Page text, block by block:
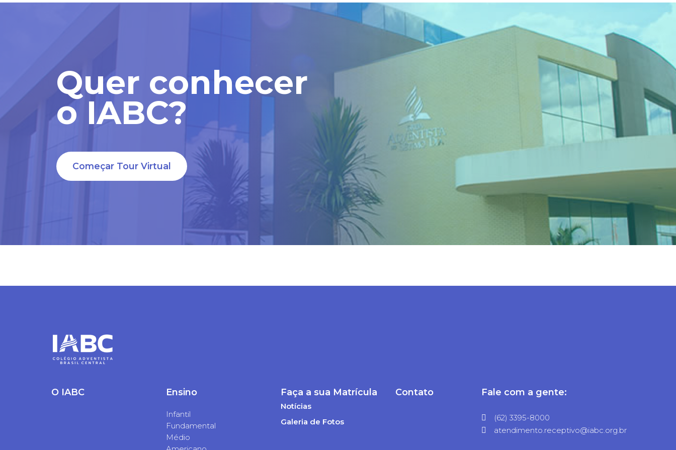
Quer conhecer
o IABC?
Começar Tour Virtual
O IABC Ensino
Infantil
Fundamental
Médio
Faça a sua Matrícula
Notícias
Galeria de Fotos
Contato Fale com a gente:
(62) 3395-8000
atendimento.receptivo@iabc.org.br